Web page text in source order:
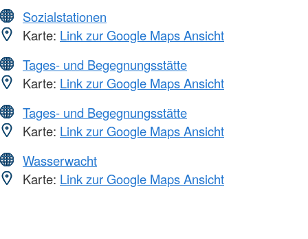
Sozialstationen
Karte: Link zur Google Maps Ansicht
Tages- und Begegnungsstätte
Karte: Link zur Google Maps Ansicht
Tages- und Begegnungsstätte
Karte: Link zur Google Maps Ansicht
Wasserwacht
Karte: Link zur Google Maps Ansicht